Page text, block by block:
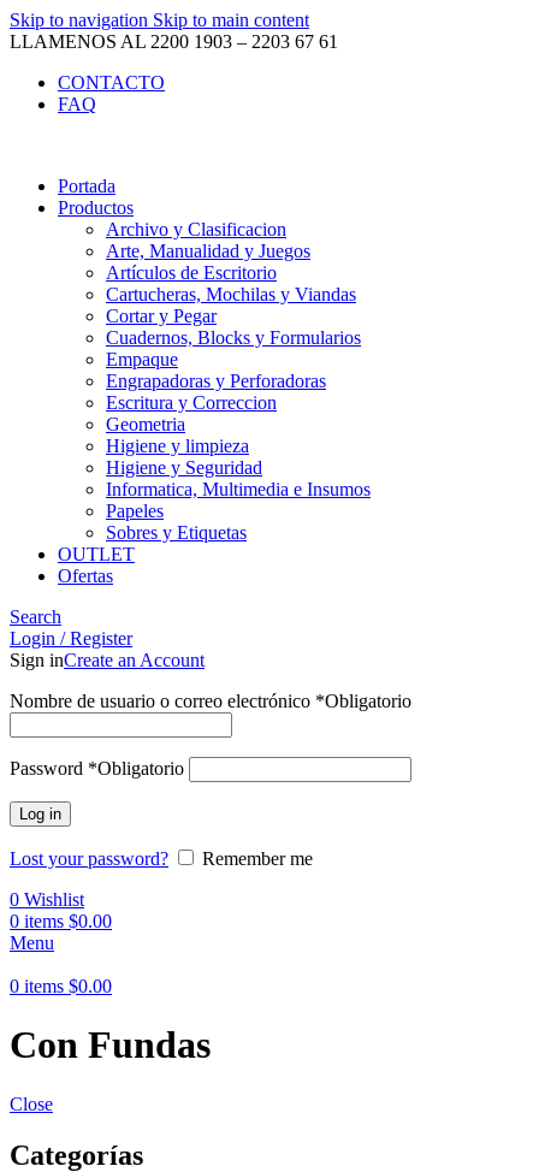
Skip to navigation Skip to main content
LLAMENOS AL 2200 1903 – 2203 67 61
CONTACTO
FAQ
Portada
Productos
Archivo y Clasificacion
Arte, Manualidad y Juegos
Artículos de Escritorio
Cartucheras, Mochilas y Viandas
Cortar y Pegar
Cuadernos, Blocks y Formularios
Empaque
Engrapadoras y Perforadoras
Escritura y Correccion
Geometria
Higiene y limpieza
Higiene y Seguridad
Informatica, Multimedia e Insumos
Papeles
Sobres y Etiquetas
OUTLET
Ofertas
Search
Login / Register
Sign inCreate an Account
Nombre de usuario o correo electrónico *Obligatorio
Password *Obligatorio
Log in
Lost your password?
Remember me
0 Wishlist
0 items $0.00
Menu
0 items $0.00
Con Fundas
Close
Categorías